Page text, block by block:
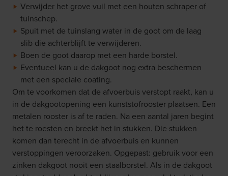
Verwijder het grove vuil met een houten schraper of
tuinschep.
Spuit met de tuinslang water in de goot om de laag
slib die achterblijft te verwijderen.
Boen de goot daarop met een harde borstel.
Eventueel kan u de dakgoot nog extra beschermen
met een speciale coating.
Om te voorkomen dat de afvoerbuis verstopt raakt, kan u
in de dakgootopening een kunststofrooster plaatsen. Een
metalen rooster is af te raden. Na een aantal jaren begint
het te roesten en breekt het in stukken. Die stukken
komen dan terecht in de afvoerbuis en kunnen
verstoppingen veroorzaken. Opgepast: gebruik voor een
zinken dakgoot nooit een staalborstel. Als in de dakgoot